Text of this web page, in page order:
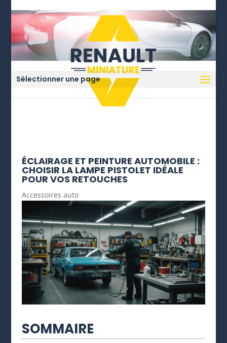
Sélectionner une page
ÉCLAIRAGE ET PEINTURE AUTOMOBILE :
CHOISIR LA LAMPE PISTOLET IDÉALE
POUR VOS RETOUCHES
Accessoires auto
SOMMAIRE